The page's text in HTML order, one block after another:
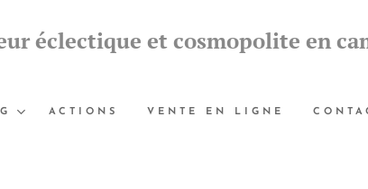
éclectique et cosmopolite en
ACTIONS VENTE EN LIGNE